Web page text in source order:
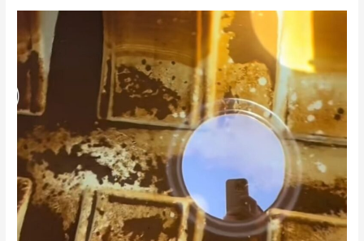
خزانات
المياة
بالرياض